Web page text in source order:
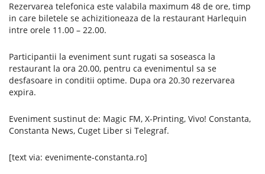
Rezervarea telefonica este valabila maximum 48 de ore, timp
in care biletele se achizitioneaza de la restaurant Harlequin
intre orele 11.00 – 22.00.
Participantii la eveniment sunt rugati sa soseasca la
restaurant la ora 20.00, pentru ca evenimentul sa se
desfasoare in conditii optime. Dupa ora 20.30 rezervarea
expira.
Eveniment sustinut de: Magic FM, X-Printing, Vivo! Constanta,
Constanta News, Cuget Liber si Telegraf.
[text via: evenimente-constanta.ro]